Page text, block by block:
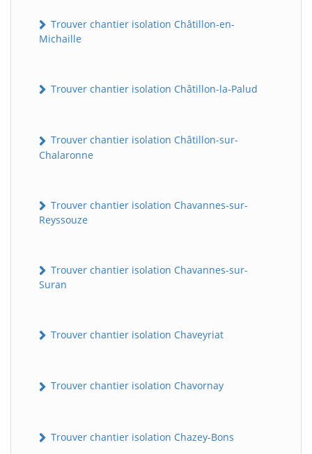
Trouver chantier isolation Châtillon-en-
Michaille
Trouver chantier isolation Châtillon-la-Palud
Trouver chantier isolation Châtillon-sur-
Chalaronne
Trouver chantier isolation Chavannes-sur-
Reyssouze
Trouver chantier isolation Chavannes-sur-
Suran
Trouver chantier isolation Chaveyriat
Trouver chantier isolation Chavornay
Trouver chantier isolation Chazey-Bons